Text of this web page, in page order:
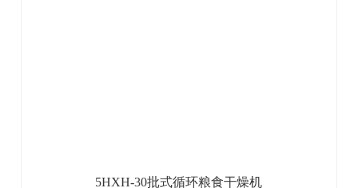
5HXH-30批式循环粮食干燥机